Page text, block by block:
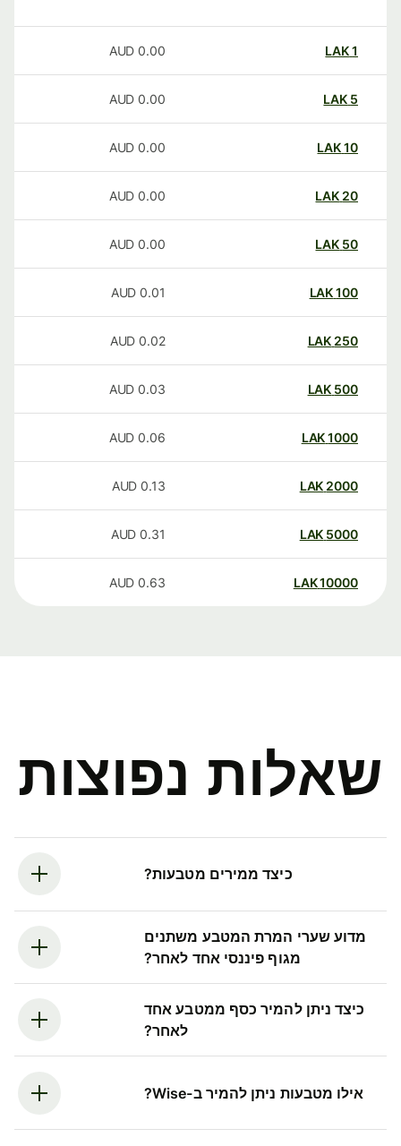
LAK
0.00
AUD
LAK
0.00
AUD
LAK
0.00
AUD
20
LAK
0.00
AUD
50
LAK
0.00
AUD
100
LAK
0.01
AUD
250
LAK
0.02
AUD
500
LAK
0.03
AUD
1000
LAK
0.06
AUD
2000
LAK
0.13
AUD
5000
LAK
0.31
AUD
10000
LAK
0.63
AUD
שאלות נפוצות
כיצד ממירים מטבעות?
מדוע שערי המרת המטבע משתנים
מגוף פיננסי אחד לאחר?
כיצד ניתן להמיר כסף ממטבע אחד
לאחר?
אילו מטבעות ניתן להמיר ב-Wise?